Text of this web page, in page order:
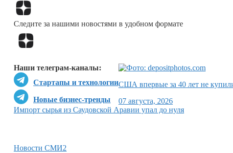
Следите за нашими новостями в удобном формате
Наши телеграм-каналы:
Стартапы и технологии
Новые бизнес-тренды
США впервые за 40 лет не
07 августа, 2026
Импорт сырья из Саудовской Аравии упал до нуля
Новости СМИ2